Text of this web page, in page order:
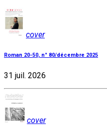
cover
Roman 20-50, n° 80/décembre 2025
31 juil. 2026
cover